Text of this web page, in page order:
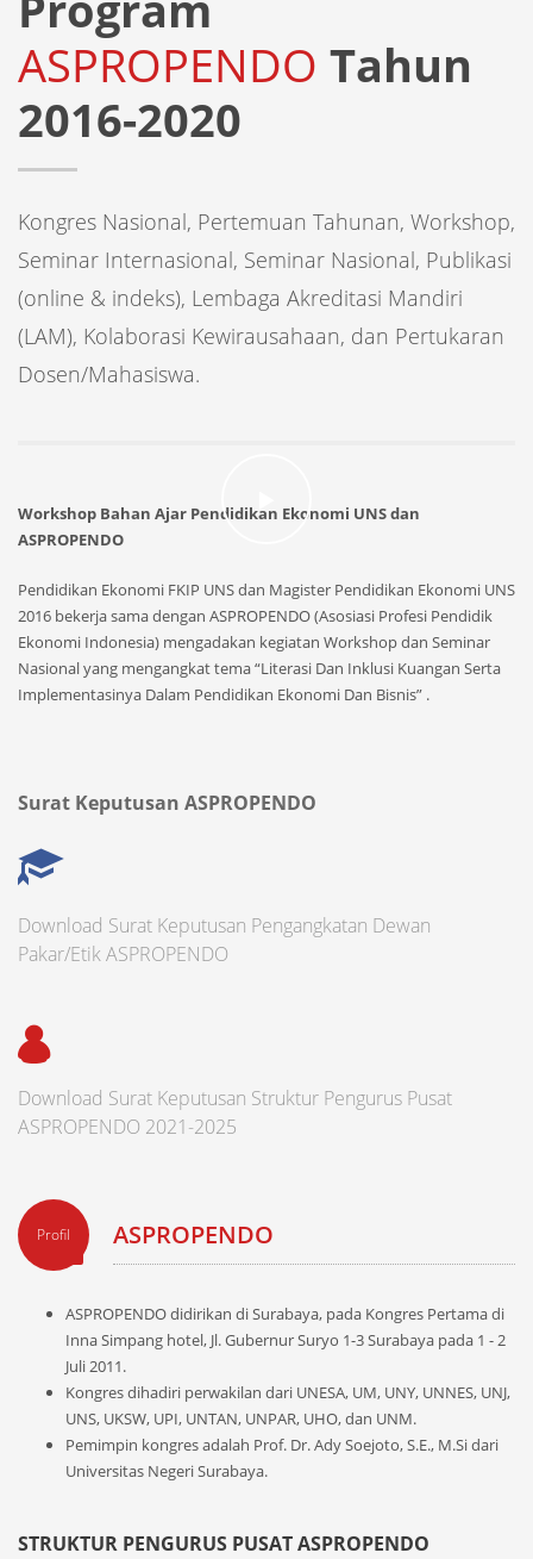
ASPROPENDO Tahun
2016-2020
Kongres Nasional, Pertemuan Tahunan, Workshop,
Seminar Internasional, Seminar Nasional, Publikasi
(online & indeks), Lembaga Akreditasi Mandiri
(LAM), Kolaborasi Kewirausahaan, dan Pertukaran
Dosen/Mahasiswa.
Workshop Bahan Ajar Pendidikan Ekonomi UNS dan
ASPROPENDO
Pendidikan Ekonomi FKIP UNS dan Magister Pendidikan Ekonomi UNS
2016 bekerja sama dengan ASPROPENDO (Asosiasi Profesi Pendidik
Ekonomi Indonesia) mengadakan kegiatan Workshop dan Seminar
Nasional yang mengangkat tema “Literasi Dan Inklusi Kuangan Serta
Implementasinya Dalam Pendidikan Ekonomi Dan Bisnis” .
Surat Keputusan ASPROPENDO
Download Surat Keputusan Pengangkatan Dewan
Pakar/Etik ASPROPENDO
Download Surat Keputusan Struktur Pengurus Pusat
ASPROPENDO 2021-2025
Profil ASPROPENDO
ASPROPENDO didirikan di Surabaya, pada Kongres Pertama di
Inna Simpang hotel, Jl. Gubernur Suryo 1-3 Surabaya pada 1 - 2
Juli 2011.
Kongres dihadiri perwakilan dari UNESA, UM, UNY, UNNES, UNJ,
UNS, UKSW, UPI, UNTAN, UNPAR, UHO, dan UNM.
Pemimpin kongres adalah Prof. Dr. Ady Soejoto, S.E., M.Si dari
Universitas Negeri Surabaya.
STRUKTUR PENGURUS PUSAT ASPROPENDO